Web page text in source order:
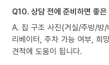
Q10. 상담 전에 준비하면 좋
A. 집 구조 사진(거실/주방/방
리베이터, 주차 가능 여부, 희
견적에 도움이 됩니다.